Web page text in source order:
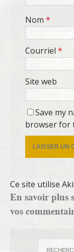
Nom *
Courriel *
Site web
Save my
browser for
Ce site utilise
En savoir plus
vos